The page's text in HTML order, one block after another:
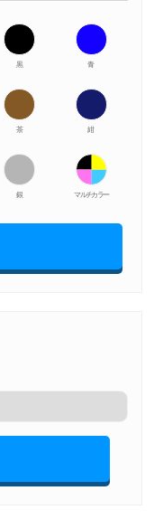
黒 青
茶 紺
銀 マルチカラー